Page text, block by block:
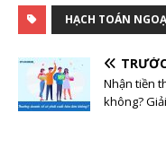
HẠCH TOÁN
Nhận tiền
không?